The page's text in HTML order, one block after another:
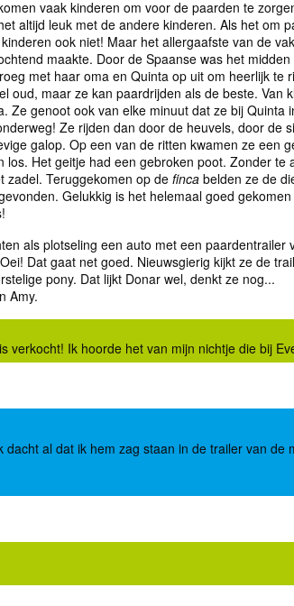
vaak kinderen om voor de paarden te
altijd leuk met de andere kinderen. Als het om
ook niet! Maar het allergaafste van de
maakte. Door de Spaanse was het
met haar oma en Quinta op uit om heerlijk te
oud, maar ze kan paardrijden als de beste. Van
Ze genoot ook van elke minuut dat ze bij Quinta
Ze rijden dan door de heuvels, door de
galop. Op een van de ritten kwamen ze een
los. Het geitje had een gebroken poot. Zonder te
zadel. Teruggekomen op de finca belden ze de
Gelukkig is het helemaal goed
als plotseling een auto met een paardentrailer
Dat gaat net goed. Nieuwsgierig kijkt ze de
pony. Dat lijkt Donar wel, denkt ze nog...
Amy.
verkocht! Ik hoorde het van mijn nichtje die bij
al dat ik hem zag staan in de trailer van de